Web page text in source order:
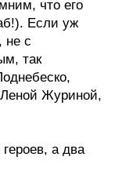
что его
Если уж
не с
так
Журиной,
а два